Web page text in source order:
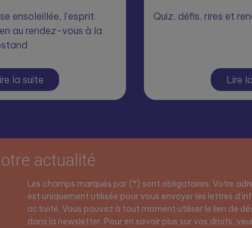
ensoleillée, l’esprit
au rendez-vous à la
la suite
Quiz, défis, rires et
Lire
actualité
Les champs marqués par (*) sont obligatoires. Votre
est uniquement utilisée pour vous envoyer les lettres
activité. Vous pouvez à tout moment utiliser le lien de
dans la newsletter. Pour en savoir plus sur vos droits,